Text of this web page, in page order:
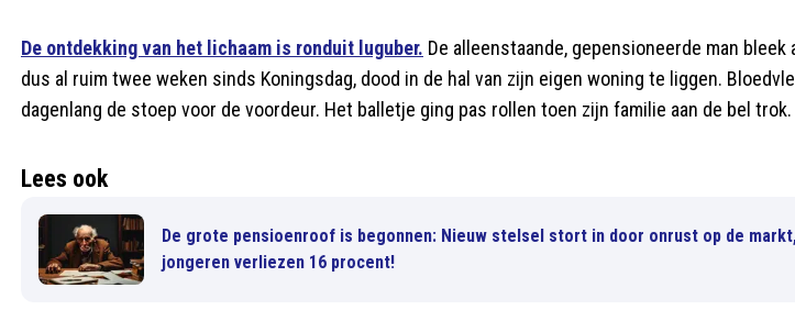
De ontdekking van het lichaam is ronduit luguber. De alleenstaande, gepensioneerde man bleek
dus al ruim twee weken sinds Koningsdag, dood in de hal van zijn eigen woning te liggen.
dagenlang de stoep voor de voordeur. Het balletje ging pas rollen toen zijn familie aan de bel trok.
Lees ook
De grote pensioenroof is begonnen: Nieuw stelsel stort in door onrust op de
jongeren verliezen 16 procent!